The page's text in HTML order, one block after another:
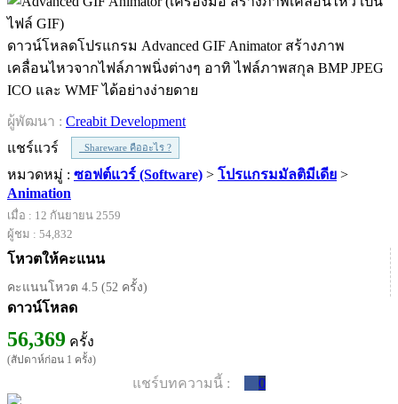
ดาวน์โหลดโปรแกรม Advanced GIF Animator สร้างภาพ
เคลื่อนไหวจากไฟล์ภาพนิ่งต่างๆ อาทิ ไฟล์ภาพสกุล BMP JPEG
ICO และ WMF ได้อย่างง่ายดาย
ผู้พัฒนา : Creabit Development
แชร์แวร์
Shareware คืออะไร ?
หมวดหมู่ : ซอฟต์แวร์ (Software) > โปรแกรมมัลติมีเดีย >
Animation
เมื่อ : 12 กันยายน 2559
ผู้ชม : 54,832
โหวตให้คะแนน
คะแนนโหวต 4.5 (52 ครั้ง)
ดาวน์โหลด
56,369 ครั้ง
(สัปดาห์ก่อน 1 ครั้ง)
แชร์บทความนี้ : 0